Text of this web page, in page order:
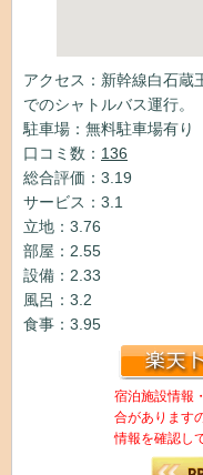
アクセス：新幹線白石蔵
でのシャトルバス運行。
駐車場：無料駐車場有り
口コミ数： 136
総合評価：3.19
サービス：3.1
立地：3.76
部屋：2.55
設備：2.33
風呂：3.2
食事：3.95
宿泊施設情報
合があります
情報を確認し